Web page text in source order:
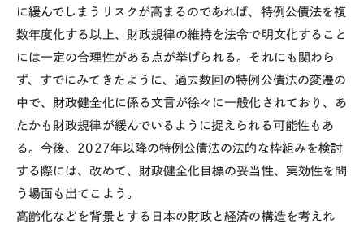
に緩んでしまうリスクが高まるのであれば、特例公債法を複
数年度化する以上、財政規律の維持を法令で明文化すること
には一定の合理性がある点が挙げられる。それにも関わら
ず、すでにみてきたように、過去数回の特例公債法の変遷の
中で、財政健全化に係る文言が徐々に一般化されており、あ
たかも財政規律が緩んでいるように捉えられる可能性もあ
る。今後、 2027年以降の特例公債法の法的な枠組みを検討
する際には、改めて、財政健全化目標の妥当性、実効性を問
う場面も出てこよう。
高齢化などを背景とする日本の財政と経済の構造を考えれ